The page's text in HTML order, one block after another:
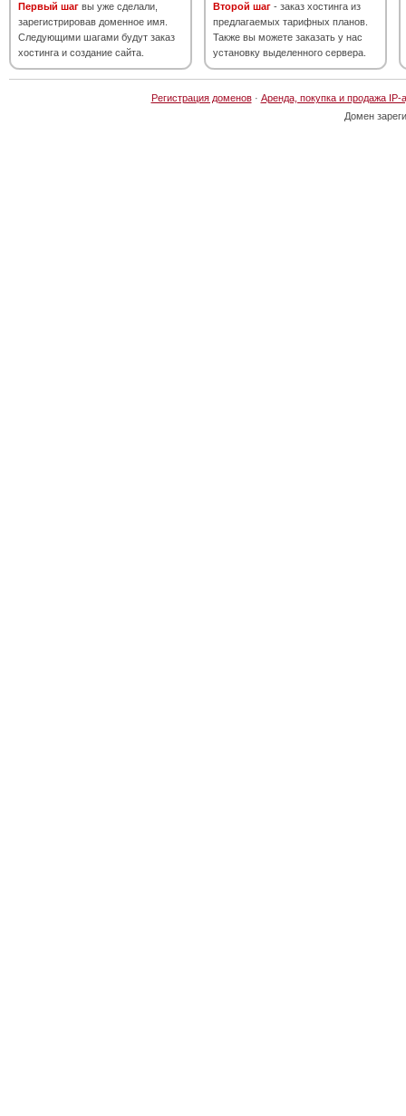
Первый шаг вы уже сделали,
зарегистрировав доменное имя.
Следующими шагами будут заказ
хостинга и создание сайта.
Второй шаг - заказ хостинга из
предлагаемых тарифных планов.
Также вы можете заказать у нас
установку выделенного сервера.
Регистрация доменов· Аренда, покупка и продажа IP-
Домен